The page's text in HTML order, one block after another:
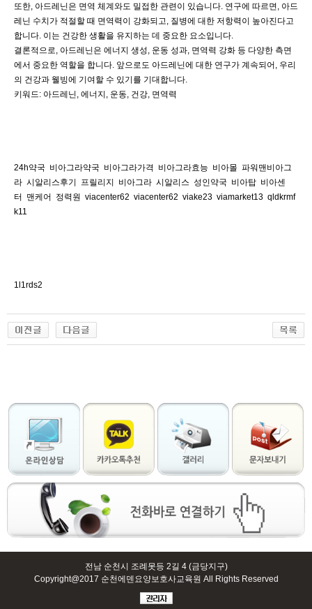
또한, 아드레닌은 면역 체계와도 밀접한 관련이 있습니다. 연구에 따르면, 아드
레닌 수치가 적절할 때 면역력이 강화되고, 질병에 대한 저항력이 높아진다고
합니다. 이는 건강한 생활을 유지하는 데 중요한 요소입니다.
결론적으로, 아드레닌은 에너지 생성, 운동 성과, 면역력 강화 등 다양한 측면
에서 중요한 역할을 합니다. 앞으로도 아드레닌에 대한 연구가 계속되어, 우리
의 건강과 웰빙에 기여할 수 있기를 기대합니다.
키워드: 아드레닌, 에너지, 운동, 건강, 면역력
24h약국 비아그라약국 비아그라가격 비아그라효능 비아몰 파워맨비아그
라 시알리스후기 프릴리지 비아그라 시알리스 성인약국 비아탑 비아센
터 맨케어 정력원 viacenter62 viacenter62 viake23 viamarket13 qldkrmf
k11
1l1rds2
마
장
안
전남 순천시 조례못등 2길 4 (금당지구)
Copyright@2017 순천에덴요양보호사교육원 All Rights Reserved